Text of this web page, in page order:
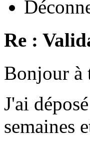
Re :
Bonjour à
J'ai
semaines